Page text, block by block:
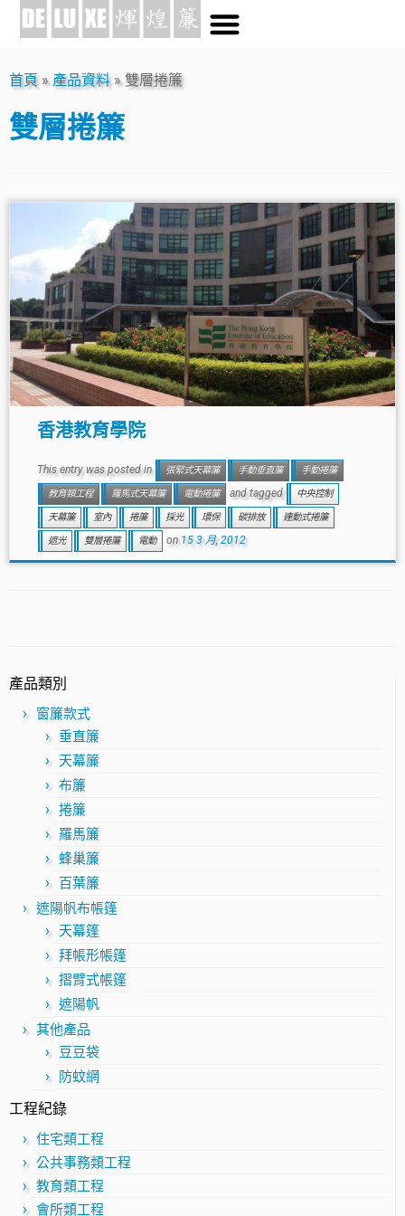
首頁 » 產品資料 » 雙層捲簾
雙層捲簾
香港教育學院
This entry was posted in 張緊式天幕簾 手動垂直簾
手動捲簾
教育類工程
羅馬式天幕簾 電動捲簾 and tagged
中央控制
天幕簾
室內 捲簾 採光 環保 碳排放
連動式捲簾
遮光
雙層捲簾 電動 on15 3 月, 2012
產品類別
窗簾款式
垂直簾
天幕簾
布簾
捲簾
羅馬簾
蜂巢簾
百葉簾
遮陽帆布帳篷
天幕篷
拜帳形帳篷
摺臂式帳篷
遮陽帆
其他產品
豆豆袋
防蚊網
工程紀錄
住宅類工程
公共事務類工程
教育類工程
會所類工程